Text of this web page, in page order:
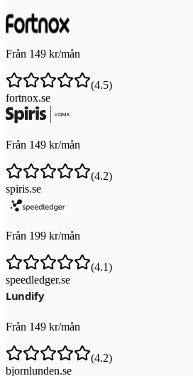
Från 149 kr/mån
(4.5)
fortnox.se
Från 149 kr/mån
(4.2)
spiris.se
Från 199 kr/mån
(4.1)
speedledger.se
Från 149 kr/mån
(4.2)
bjornlunden.se